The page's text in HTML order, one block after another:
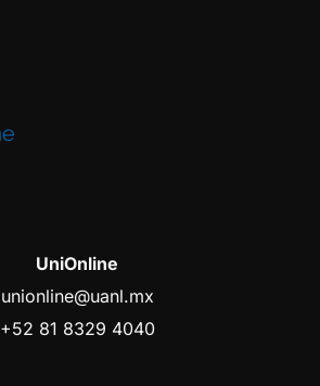
UniOnline
unionline@uanl.mx
+52 81 8329 4040